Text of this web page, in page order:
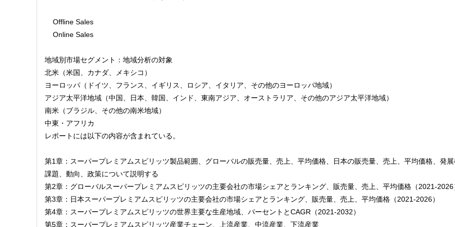
    Offline Sales
    Online Sales
地域別市場セグメント：地域分析の対象
北米（米国、カナダ、メキシコ）
ヨーロッパ（ドイツ、フランス、イギリス、ロシア、イタリア、その他のヨーロッパ地域）
アジア太平洋地域（中国、日本、韓国、インド、東南アジア、オーストラリア、その他のアジア太平洋地域）
南米（ブラジル、その他の南米地域）
中東・アフリカ
レポートには以下の内容が含まれている。
第1章：スーパープレミアムスピリッツ製品範囲、グローバルの販売量、売上、平均価格、日本の販売量、売上、平均価格、発展
課題、動向、政策について説明する
第2章：グローバルスーパープレミアムスピリッツの主要会社の市場シェアとランキング、販売量、売上、平均価格（2021-2026
第3章：日本スーパープレミアムスピリッツの主要会社の市場シェアとランキング、販売量、売上、平均価格（2021-2026）
第4章：スーパープレミアムスピリッツの世界主要な生産地域、パーセントとCAGR（2021-2032）
第5章：スーパープレミアムスピリッツ産業チェーン、上流産業、中流産業、下流産業